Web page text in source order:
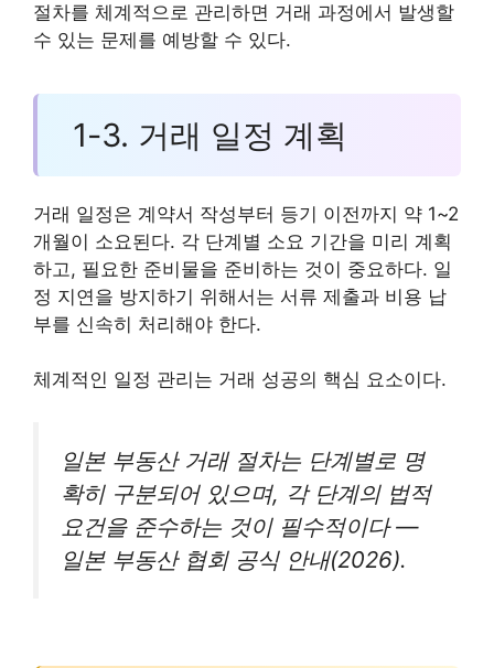
절차를 체계적으로 관리하면 거래 과정에서 발생할
수 있는 문제를 예방할 수 있다.
1-3. 거래 일정 계획
거래 일정은 계약서 작성부터 등기 이전까지 약 1~2
개월이 소요된다. 각 단계별 소요 기간을 미리 계획
하고, 필요한 준비물을 준비하는 것이 중요하다. 일
정 지연을 방지하기 위해서는 서류 제출과 비용 납
부를 신속히 처리해야 한다.
체계적인 일정 관리는 거래 성공의 핵심 요소이다.
일본 부동산 거래 절차는 단계별로 명
확히 구분되어 있으며, 각 단계의 법적
요건을 준수하는 것이 필수적이다 —
일본 부동산 협회 공식 안내(2026).